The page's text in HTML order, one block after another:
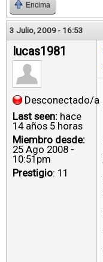
Encima
3 Julio, 2009 - 16:53
lucas1981
Desconectado/a
Last seen: hace
14 años 5 horas
Miembro desde:
25 Ago 2008 -
10:51pm
Prestigio: 11